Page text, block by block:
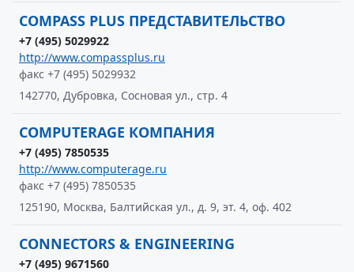
COMPASS PLUS ПРЕДСТАВИТЕЛЬСТВО
+7 (495) 5029922
http://www.compassplus.ru
факс +7 (495) 5029932
142770, Дубровка, Сосновая ул., стр. 4
COMPUTERAGE КОМПАНИЯ
+7 (495) 7850535
http://www.computerage.ru
факс +7 (495) 7850535
125190, Москва, Балтийская ул., д. 9, эт. 4, оф. 402
CONNECTORS & ENGINEERING
+7 (495) 9671560